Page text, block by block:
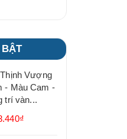
Vượng
- Màu Cam -
trí vàn...